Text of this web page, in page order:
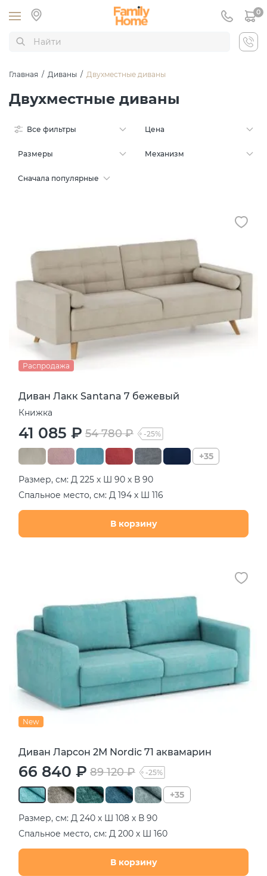
0
Главная / Диваны / Двухместные диваны
Двухместные диваны
Все фильтры Цена
Размеры Механизм
Сначала популярные
Распродажа
Диван Лакк Santana 7 бежевый
Книжка
41 085 ₽ 54 780 ₽ -25%
+35
Размер, см: Д 225 х Ш 90 х В 90
Спальное место, см: Д 194 х Ш 116
В корзину
New
Диван Ларсон 2М Nordic 71 аквамарин
66 840 ₽ 89 120 ₽ -25%
+35
Размер, см: Д 240 х Ш 108 х В 90
Спальное место, см: Д 200 х Ш 160
В корзину